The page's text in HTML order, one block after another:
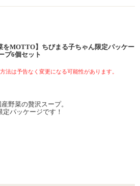
をMOTTO】ちびまる子ちゃん限定パッケー
プ6個セット
法は予告なく変更になる可能性があります。
野菜の贅沢スープ。
パッケージです！